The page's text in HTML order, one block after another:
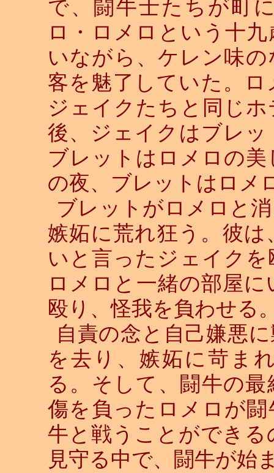
で、闘牛士たちが町
ロ・ロメロという十
いながら、ケレン味
客を魅了していた。
ジェイクたちと同じ
後、ジェイクはブレ
ブレットはロメロの
の夜、ブレットはロメ
ブレットがロメロと
嫉妬に荒れ狂う。彼
いと言ったジェイク
ロメロと一緒の部屋
殴り、怪我を負わせる
自責の念と自己嫌悪
を去り、嫉妬に苛ま
る。そして、闘牛の
傷を負ったロメロが
牛と戦うことができ
見守る中で、闘牛が始